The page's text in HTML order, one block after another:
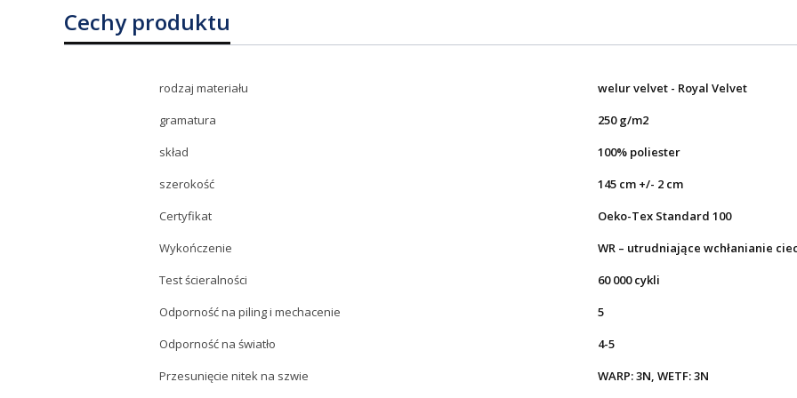
Cechy produktu
rodzaj materiału
welur velvet - Royal Velvet
gramatura
250 g/m2
skład
100% poliester
szerokość
145 cm +/- 2 cm
Certyfikat
Oeko-Tex Standard 100
Wykończenie
WR – utrudniające wchłanianie
Test ścieralności
60 000 cykli
Odporność na piling i mechacenie
5
Odporność na światło
4-5
Przesunięcie nitek na szwie
WARP: 3N, WETF: 3N